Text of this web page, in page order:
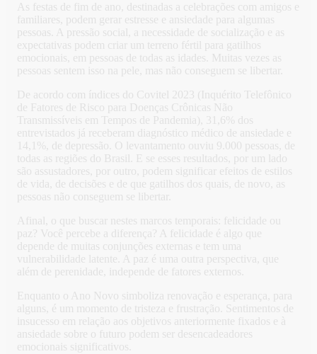
As festas de fim de ano, destinadas a celebrações com amigos e
familiares, podem gerar estresse e ansiedade para algumas
pessoas. A pressão social, a necessidade de socialização e as
expectativas podem criar um terreno fértil para gatilhos
emocionais, em pessoas de todas as idades. Muitas vezes as
pessoas sentem isso na pele, mas não conseguem se libertar.
De acordo com índices do Covitel 2023 (Inquérito Telefônico
de Fatores de Risco para Doenças Crônicas Não
Transmissíveis em Tempos de Pandemia), 31,6% dos
entrevistados já receberam diagnóstico médico de ansiedade e
14,1%, de depressão. O levantamento ouviu 9.000 pessoas, de
todas as regiões do Brasil. E se esses resultados, por um lado
são assustadores, por outro, podem significar efeitos de estilos
de vida, de decisões e de que gatilhos dos quais, de novo, as
pessoas não conseguem se libertar.
Afinal, o que buscar nestes marcos temporais: felicidade ou
paz? Você percebe a diferença? A felicidade é algo que
depende de muitas conjunções externas e tem uma
vulnerabilidade latente. A paz é uma outra perspectiva, que
além de perenidade, independe de fatores externos.
Enquanto o Ano Novo simboliza renovação e esperança, para
alguns, é um momento de tristeza e frustração. Sentimentos de
insucesso em relação aos objetivos anteriormente fixados e à
ansiedade sobre o futuro podem ser desencadeadores
emocionais significativos.